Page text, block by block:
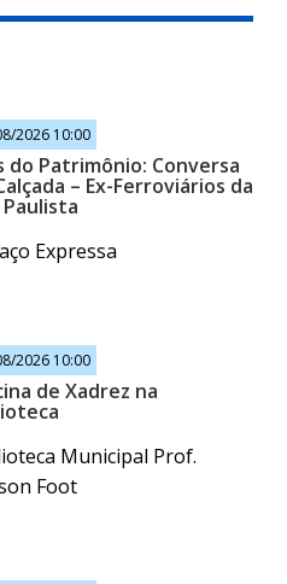
2026 10:00
do Patrimônio: Conversa
– Ex-Ferroviários da
Paulista
Expressa
2026 10:00
de Xadrez na
Municipal Prof.
Foot